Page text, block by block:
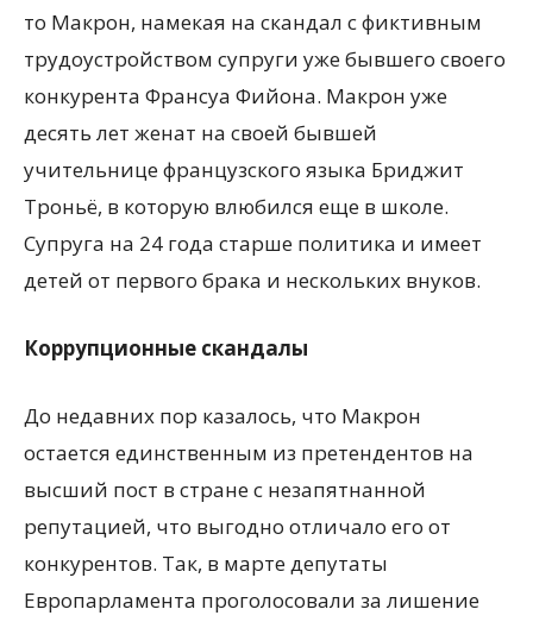
то Макрон, намекая на скандал с фиктивным
трудоустройством супруги уже бывшего своего
конкурента Франсуа Фийона. Макрон уже
десять лет женат на своей бывшей
учительнице французского языка Бриджит
Троньё, в которую влюбился еще в школе.
Супруга на 24 года старше политика и имеет
детей от первого брака и нескольких внуков.
Коррупционные скандалы
До недавних пор казалось, что Макрон
остается единственным из претендентов на
высший пост в стране с незапятнанной
репутацией, что выгодно отличало его от
конкурентов. Так, в марте депутаты
Европарламента проголосовали за лишение